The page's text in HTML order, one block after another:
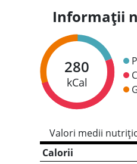
Informații
280
kCal
Valori medii
Calorii